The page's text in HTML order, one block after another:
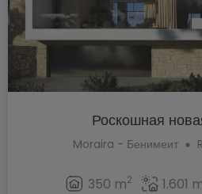
Роскошная
Moraira - Бенимеит
350 m2 1.601